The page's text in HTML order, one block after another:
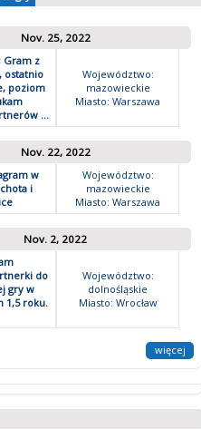
Nov. 25, 2022
Gram z
ostatnio
poziom
...
Województwo:
mazowieckie
Miasto: Warszawa
Nov. 22, 2022
w
i
Województwo:
mazowieckie
Miasto: Warszawa
Nov. 2, 2022
do
gry w
1,5 roku.
Województwo:
dolnośląskie
Miasto: Wrocław
więcej